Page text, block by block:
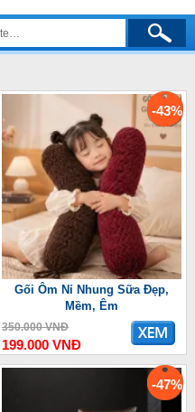
-43%
Gối Ôm Nỉ Nhung Sữa Đẹp,
Mềm, Êm
350.000 VNĐ
199.000 VNĐ
-47%